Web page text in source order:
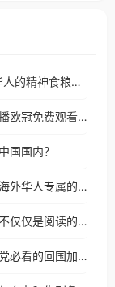
蜻蜓FM在俄罗斯用不了怎么办？海外华人的精神食粮补给方案
海外党必看：如何用回国加速器实现直播欧冠免费观看？附影视音乐全攻略
国国内？
国外听书旗小说显示地区不支持？这份海外华人专属的国内内容解锁指南请收好
在国外用连尚免费读书很卡怎么办？这不仅仅是阅读的烦恼
韩国怎么用爱奇艺看欧洲杯直播？海外党必看的回国加速全攻略